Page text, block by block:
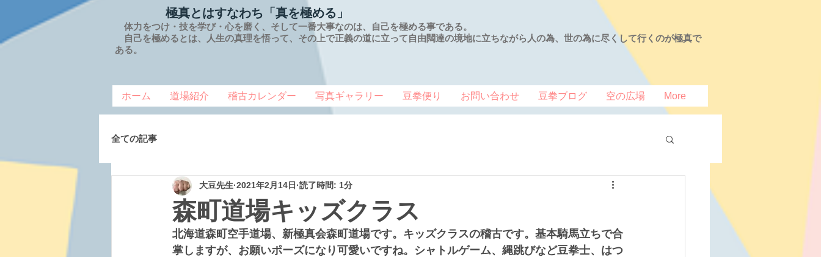
極真とはすなわち「真を極める」
体力をつけ・技を学び・心を磨く、そして一番大事なのは、自己を極める事である。
自己を極めるとは、
人生の真理を悟って、その上で正義の道に立って自由闊達の境地に立ちながら人の為、世の為に尽くして行くのが極真で
ある。
ホーム 道場紹介 稽古カレンダー 写真ギャラリー 豆拳便り お問い合わせ 豆拳ブログ 空の広場 More
全ての記事
森町道場キッズクラス
大豆先生 2021年2月14日 読了時間: 1分
北海道森町空手道場、新極真会森町道場です。キッズクラスの稽古です。基本騎馬立ちで合
掌しますが、お願いポーズになり可愛いですね。シャトルゲーム、縄跳びなど豆拳士、はつ